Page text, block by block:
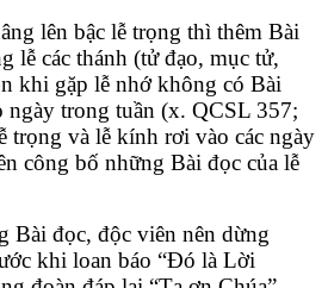
lên bậc lễ trọng thì thêm Bài
lễ các thánh (tử đạo, mục tử,
khi gặp lễ nhớ không có Bài
ngày trong tuần (x. QCSL 357;
và lễ kính rơi vào các ngày
công bố những Bài đọc của lễ
Bài đọc, độc viên nên dừng
khi loan báo “Đó là Lời